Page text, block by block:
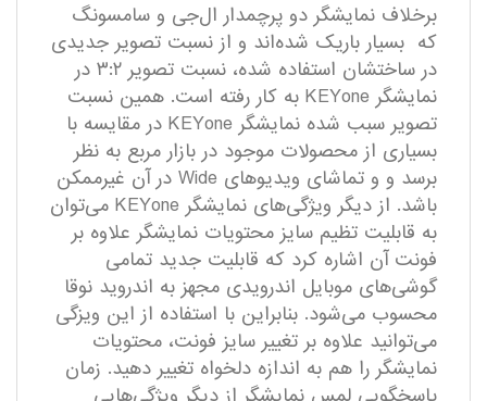
برخلاف نمایشگر دو پرچمدار ال‌جی و سامسونگ
که بسیار باریک شده‌اند و از نسبت تصویر جدیدی
در ساختشان استفاده شده، نسبت تصویر ۳:۲ در
نمایشگر KEYone به کار رفته است. همین نسبت
تصویر سبب شده نمایشگر KEYone در مقایسه با
بسیاری از محصولات موجود در بازار مربع به نظر
برسد و و تماشای ویدیوهای Wide در آن غیرممکن
باشد. از دیگر ویژگی‌های نمایشگر KEYone می‌توان
به قابلیت تظیم سایز محتویات نمایشگر علاوه بر
فونت آن اشاره کرد که قابلیت جدید تمامی
گوشی‌های موبایل اندرویدی مجهز به اندروید نوقا
محسوب می‌شود. بنابراین با استفاده از این ویزگی
می‌توانید علاوه بر تغییر سایز فونت، محتویات
نمایشگر را هم به اندازه دلخواه تغییر دهید. زمان